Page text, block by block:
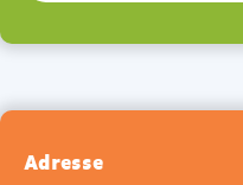
Adresse